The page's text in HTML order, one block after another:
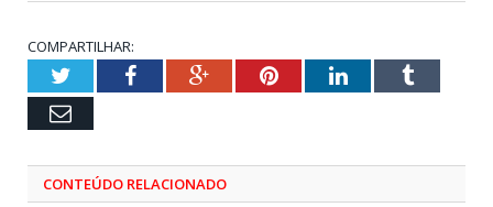
COMPARTILHAR:
TwitterFacebookGoogle+PinterestLinkedInTumblr
Email
CONTEÚDO RELACIONADO